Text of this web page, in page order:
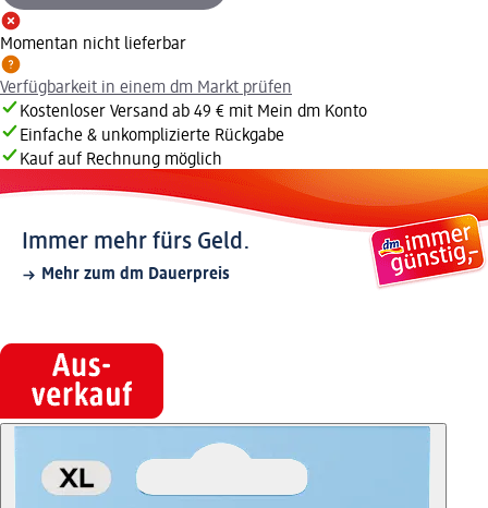
Momentan nicht lieferbar
Verfügbarkeit in einem dm Markt prüfen
Kostenloser Versand ab 49 € mit Mein dm Konto
Einfache & unkomplizierte Rückgabe
Kauf auf Rechnung möglich
Immer mehr fürs Geld.
Mehr zum dm Dauerpreis